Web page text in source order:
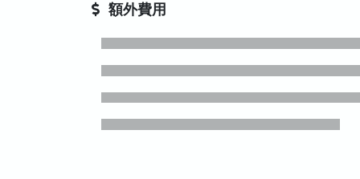
額外費用